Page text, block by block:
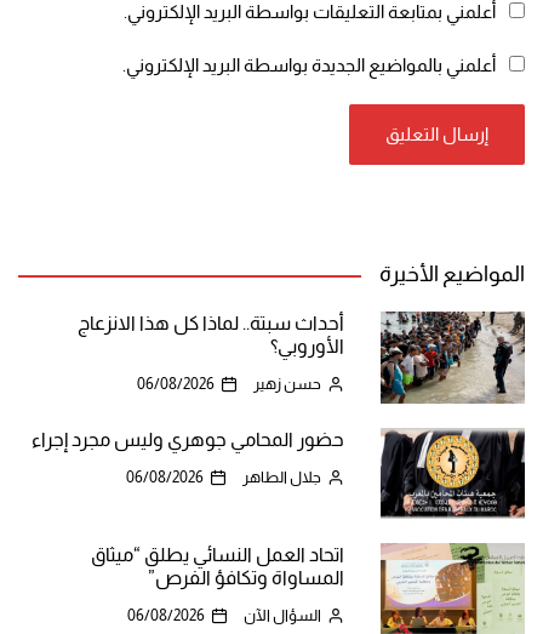
أعلمني بمتابعة التعليقات بواسطة البريد الإلكتروني.
أعلمني بالمواضيع الجديدة بواسطة البريد الإلكتروني.
المواضيع الأخيرة
أحداث سبتة.. لماذا كل هذا الانزعاج
الأوروبي؟
حسن زهير 06/08/2026
حضور المحامي جوهري وليس مجرد إجراء
جلال الطاهر 06/08/2026
اتحاد العمل النسائي يطلق “ميثاق
المساواة وتكافؤ الفرص”
السؤال الآن 06/08/2026